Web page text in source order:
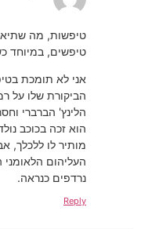
טיפשות, מה
טיפשים, במיוחד
אני לא תומכת
הביקורת שלו על
הלינץ' הברברי
הוא זכה בכוכב
מותיר לו ללכלך,
העליהום
נרדפים כנראה.
Reply